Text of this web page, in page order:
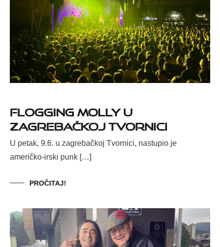
Flogging Molly u
zagrebačkoj Tvornici
U petak, 9.6. u zagrebačkoj Tvornici, nastupio je
američko-irski punk […]
PROČITAJ!